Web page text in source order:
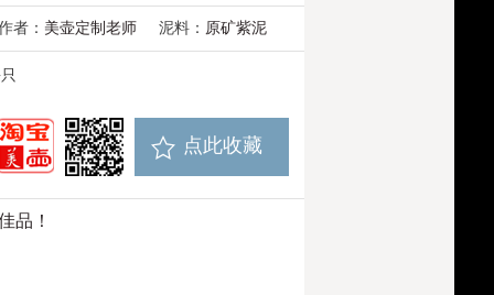
者： 美壶定制老师 泥料： 原矿紫泥
点此收藏
品！